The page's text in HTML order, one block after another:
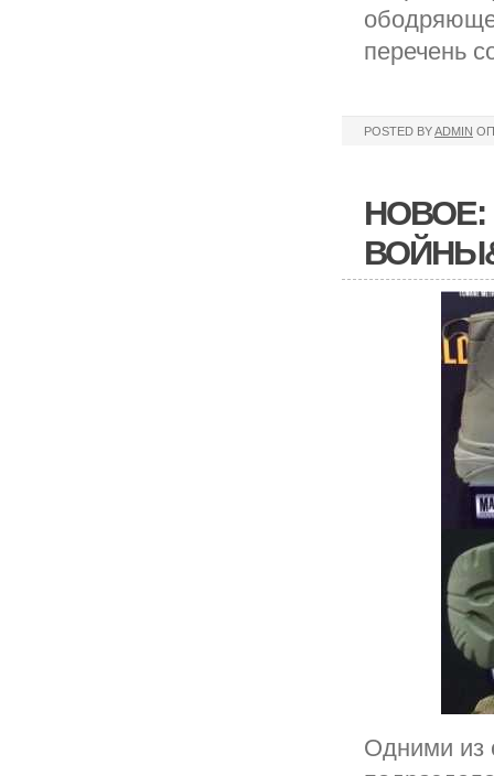
перечень
POSTED BYADMIN
НОВОЕ:
Одними из